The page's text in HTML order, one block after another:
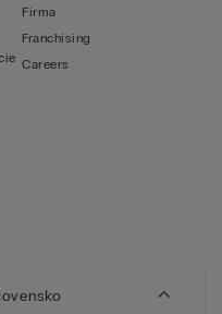
Firma
Franchising
Careers